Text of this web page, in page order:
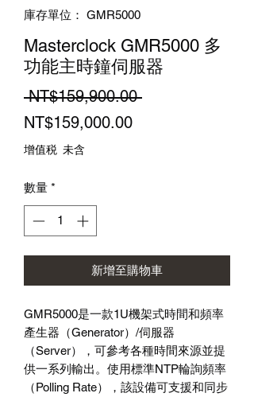
庫存單位： GMR5000
Masterclock GMR5000 多
功能主時鐘伺服器
NT$159,900.00 一
NT$159,000.00促
增值税 未含
數量 *
新增至購物車
GMR5000是一款1U機架式時間和頻率
產生器（Generator）/伺服器
（Server），可參考各種時間來源並提
供一系列輸出。使用標準NTP輪詢頻率
（Polling Rate），該設備可支援和同步